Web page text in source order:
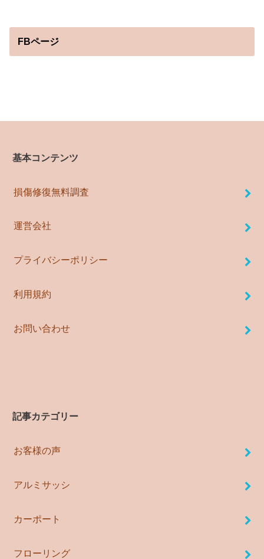
FBページ
基本コンテンツ
損傷修復無料調査
運営会社
プライバシーポリシー
利用規約
お問い合わせ
記事カテゴリー
お客様の声
アルミサッシ
カーポート
フローリング